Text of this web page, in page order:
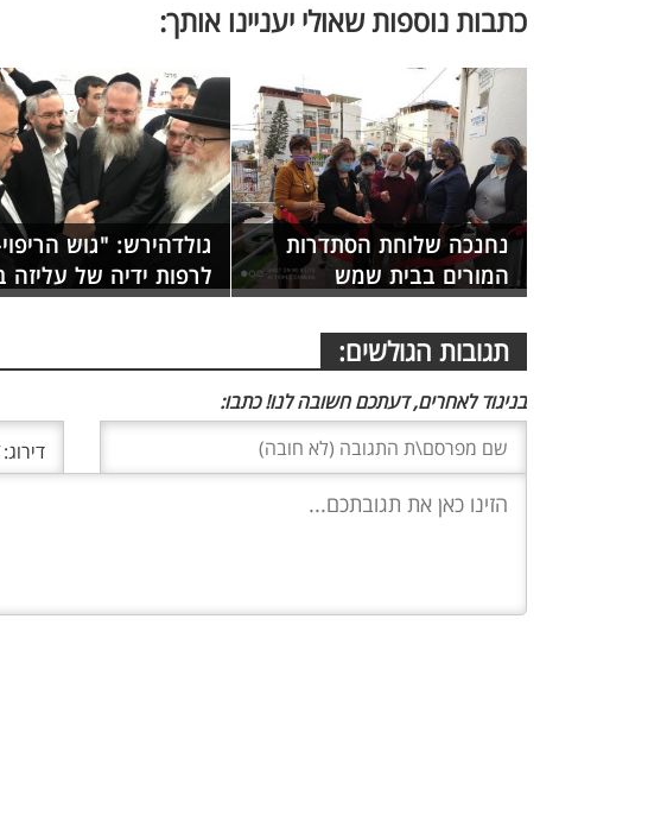
כתבות נוספות שאולי יעניינו אותך:
נחנכה שלוחת הסתדרות
המורים בבית שמש
גולדהירש: "גוש
לרפות ידיה של עליזה
תגובות הגולשים:
בניגוד לאחרים, דעתכם חשובה לנו! כתבו:
דירוג: